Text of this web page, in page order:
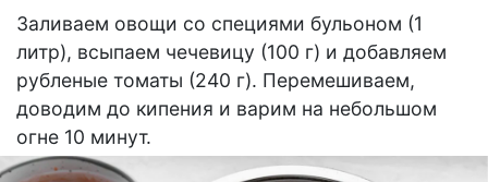
Заливаем овощи со специями бульоном (1
литр), всыпаем чечевицу (100 г) и добавляем
рубленые томаты (240 г). Перемешиваем,
доводим до кипения и варим на небольшом
огне 10 минут.